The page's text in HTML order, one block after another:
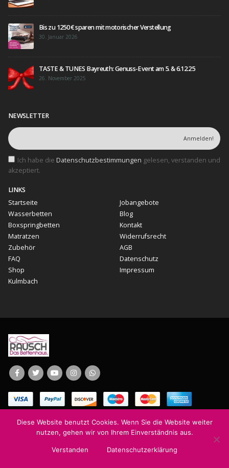
Bis zu 1250 € sparen mit motorischer Verstellung
30. Januar 2026
TASTE & TUNES Bayreuth: Genuss-Event am 5. & 6.12.25
26. November 2025
NEWSLETTER
Ich habe die Datenschutzbestimmungen gelesen, verstanden und
akzeptiert.
LINKS
Startseite
Wasserbetten
Boxspringbetten
Matratzen
Zubehör
FAQ
Shop
Kulmbach
Jobangebote
Blog
Kontakt
Widerrufsrecht
AGB
Datenschutz
Impressum
© Copyright 2024. All Rights Reserved. Wolfgang Rausch Bayreuth
Diese Website benutzt Cookies. Wenn Sie die Website weiter
nutzen, gehen wir von Ihrem Einverständnis aus.
Verstanden Datenschutzerklärung